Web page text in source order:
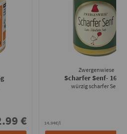
€
Zwergenwiese
Scharfer Senf-
würzig scharfer Senf
14.94€/l